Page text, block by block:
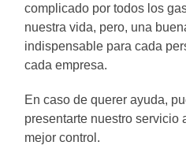
complicado por todos los
nuestra vida, pero, una
indispensable para cada
cada empresa.
En caso de querer ayuda,
presentarte nuestro servicio
mejor control.